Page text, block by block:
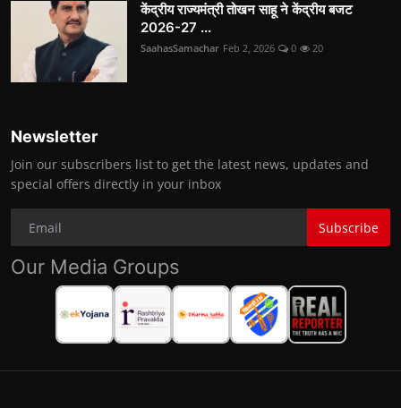
केंद्रीय राज्यमंत्री तोखन साहू ने केंद्रीय बजट
2026-27 ...
SaahasSamachar Feb 2, 2026 0 20
Newsletter
Join our subscribers list to get the latest news, updates and
special offers directly in your inbox
Subscribe
Our Media Groups